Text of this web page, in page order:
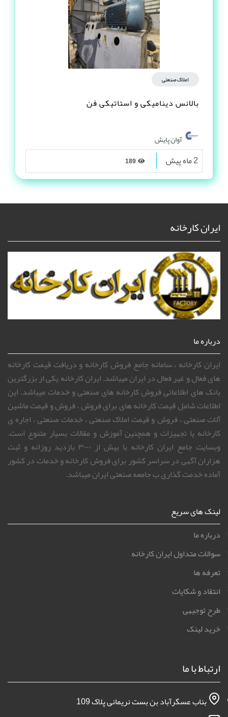
املاک صنعتی
بالانس دینامیکی و استاتیکی فن
آوان پایش
2 ماه پیش
ایران کارخانه
درباره ما
ایران کارخانه ، سامانه جامع فروش کارخانه و دریافت قیمت کارخانه
های فعال و غیر فعال در ایران میباشد. ایران کارخانه یکی از بزرگترین
بانک های اطلاعاتی فروش کارخانه های صنعتی و خدمات میباشد. این
اطلاعات شامل قیمت کارخانه های برای فروش ، فروش و قیمت ماشین
آلات صنعتی ، فروش و قیمت املاک صنعتی ، خدمات صنعتی ، اجاره ی
کارخانه یا تجهیزات و همچنین آموزش و مقالات بسیار متنوع است.
وبسایت جامع ایران کارخانه با بیش از ۳۰۰۰ بازدید روزانه و ثبت
هزاران آگهی در سراسر کشور برای فروش کارخانه و خدمات در کشور
آماده خدمت گذاری ب جامعه صنعتی ایران میباشد.
لینک های سریع
درباره ما
سوالات متداول ایران کارخانه
تعرفه ها
انتقاد و شکایات
طرح توجیهی
خرید لینک
ارتباط با ما
بناب عسگرآباد بن بست نریمانی پلاک 109